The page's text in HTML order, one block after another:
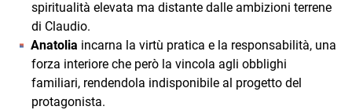
spiritualità elevata ma distante dalle ambizioni terrene
di Claudio.
Anatolia incarna la virtù pratica e la responsabilità, una
forza interiore che però la vincola agli obblighi
familiari, rendendola indisponibile al progetto del
protagonista.